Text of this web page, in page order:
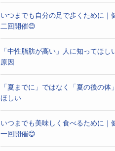
いつまでも自分の足で歩くために｜
二回開催😊
「中性脂肪が高い」人に知ってほし
原因
「夏までに」ではなく「夏の後の体
ほしい
いつまでも美味しく食べるために｜
一回開催😊